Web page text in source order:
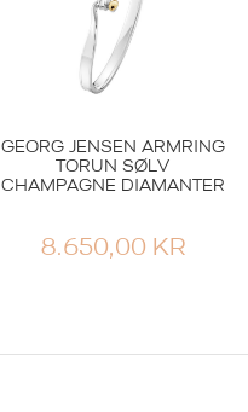
GEORG JENSEN ARMRING
TORUN SØLV
CHAMPAGNE DIAMANTER
8.650,00 KR